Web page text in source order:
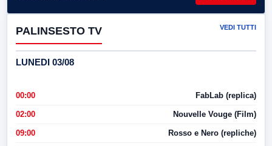
PALINSESTO TV VEDI TUTTI
LUNEDI 03/08
00:00 FabLab (replica)
02:00 Nouvelle Vouge (Film)
09:00 Rosso e Nero (repliche)